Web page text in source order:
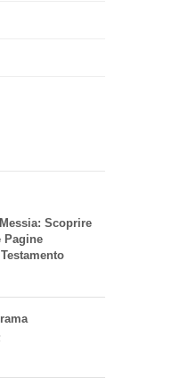
Scoprire
Pagine